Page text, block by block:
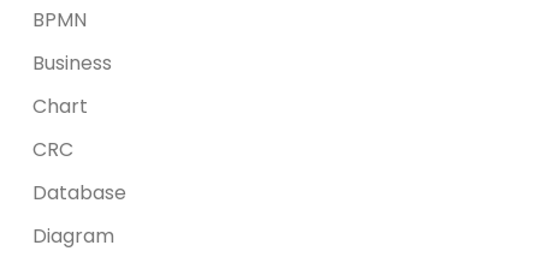
BPMN
Business
Chart
CRC
Database
Diagram